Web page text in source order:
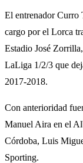
El entrenador Curro
cargo por el Lorca
Estadio José
LaLiga 1/2/3 que
2017-2018.
Con anterioridad
Manuel Aira en el
Córdoba, Luis
Sporting.